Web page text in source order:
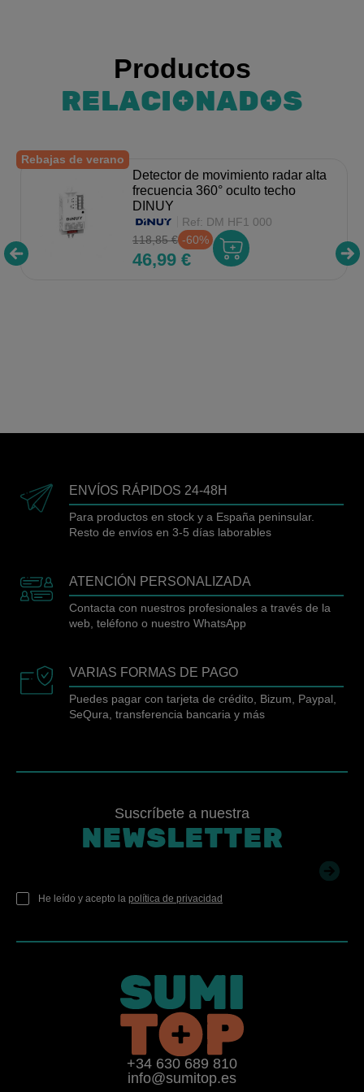
Productos
RELACIONADOS
Rebajas de verano
Detector de movimiento radar alta
frecuencia 360° oculto techo
DINUY
Ref: DM HF1 000
118,85 € -60%
46,99 €
ENVÍOS RÁPIDOS 24-48H
Para productos en stock y a España peninsular.
Resto de envíos en 3-5 días laborables
ATENCIÓN PERSONALIZADA
Contacta con nuestros profesionales a través de la
web, teléfono o nuestro WhatsApp
VARIAS FORMAS DE PAGO
Puedes pagar con tarjeta de crédito, Bizum, Paypal,
SeQura, transferencia bancaria y más
Suscríbete a nuestra
NEWSLETTER
He leído y acepto la política de privacidad
+34 630 689 810
info@sumitop.es